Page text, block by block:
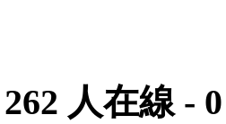
262 人在線 - 0